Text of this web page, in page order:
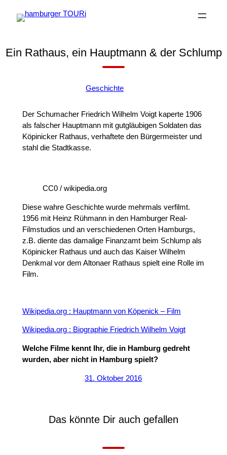
Inhalt
Ein Rathaus, ein Hauptmann & der Schlump
Geschichte
Der Schumacher Friedrich Wilhelm Voigt kaperte 1906
als falscher Hauptmann mit gutgläubigen Soldaten das
Köpinicker Rathaus, verhaftete den Bürgermeister und
stahl die Stadtkasse.
CC0 / wikipedia.org
Diese wahre Geschichte wurde mehrmals verfilmt.
1956 mit Heinz Rühmann in den Hamburger Real-
Filmstudios und an verschiedenen Orten Hamburgs,
z.B. diente das damalige Finanzamt beim Schlump als
Köpinicker Rathaus und auch das Kaiser Wilhelm
Denkmal vor dem Altonaer Rathaus spielt eine Rolle im
Film.
Wikipedia.org : Hauptmann von Köpenick – Film
Wikipedia.org : Biographie Friedrich Wilhelm Voigt
Welche Filme kennt Ihr, die in Hamburg gedreht
wurden, aber nicht in Hamburg spielt?
31. Oktober 2016
Das könnte Dir auch gefallen